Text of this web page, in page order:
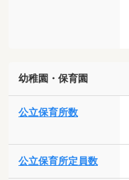
幼稚園・保育園
公立保育所数
公立保育所定員数